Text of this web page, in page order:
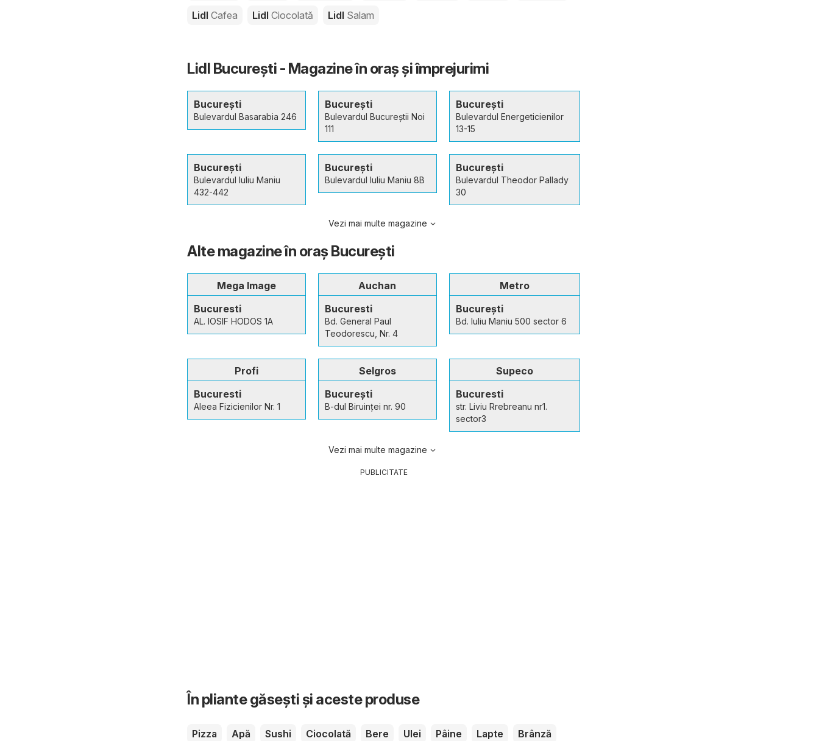
Lidl Cafea Lidl Ciocolată Lidl Salam
Lidl București - Magazine în oraş şi împrejurimi
București
Bulevardul Basarabia 246
București
Bulevardul Bucureștii Noi
111
București
Bulevardul Energeticienilor
13-15
București
Bulevardul Iuliu Maniu
432-442
București
Bulevardul Iuliu Maniu 8B
București
Bulevardul Theodor Pallady
30
Vezi mai multe magazine
Alte magazine în oraş București
Mega Image
Bucuresti
AL. IOSIF HODOS 1A
Auchan
Bucuresti
Bd. General Paul
Teodorescu, Nr. 4
Metro
București
Bd. Iuliu Maniu 500 sector 6
Profi
Bucuresti
Aleea Fizicienilor Nr. 1
Selgros
București
B-dul Biruinţei nr. 90
Supeco
Bucuresti
str. Liviu Rrebreanu nr1.
sector3
Vezi mai multe magazine
PUBLICITATE
În pliante găsești și aceste produse
Pizza Apă Sushi Ciocolată Bere Ulei Pâine Lapte
Brânză